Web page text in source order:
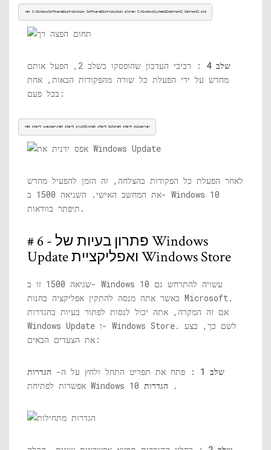
ren C:WindowsSoftwareDistribution SoftwareDistribution.oldren C:WindowsSystem32catroot2 Catroot2.old
שלב 4
: רכיבי העדכון שהופסקו בשלב 2, הפעל אותם
מחדש על ידי הפעלת כל שורה מהפקודות הבאות, אחת
בכל פעם:
net start wuauservnet start cryptSvcnet start bitsnet start msiserver
לאחר הפעלת כל הפקודות בהצלחה, זה הזמן להפעיל מחדש
את המחשב האישי. השגיאה 1500 ב- Windows 10
תיפתר בוודאות.
# 6 - פתרון בעיות של Windows
Update ואפליקציית Windows Store
שגיאה 1500 זו ב- Windows 10 עשויה להתרחש גם
כאשר אתה מנסה להתקין אפליקציה בחנות Microsoft.
אם זה המקרה, אתה יכול לנסות לפתור בעיות בהגדרות
Windows Update ו- Windows Store. לשם כך, בצע
את הצעדים הבאים:
שלב 1 : פתח את תפריט התחל ולחץ על ה- הגדרות
אפשרות לפתיחת Windows 10 הגדרות .